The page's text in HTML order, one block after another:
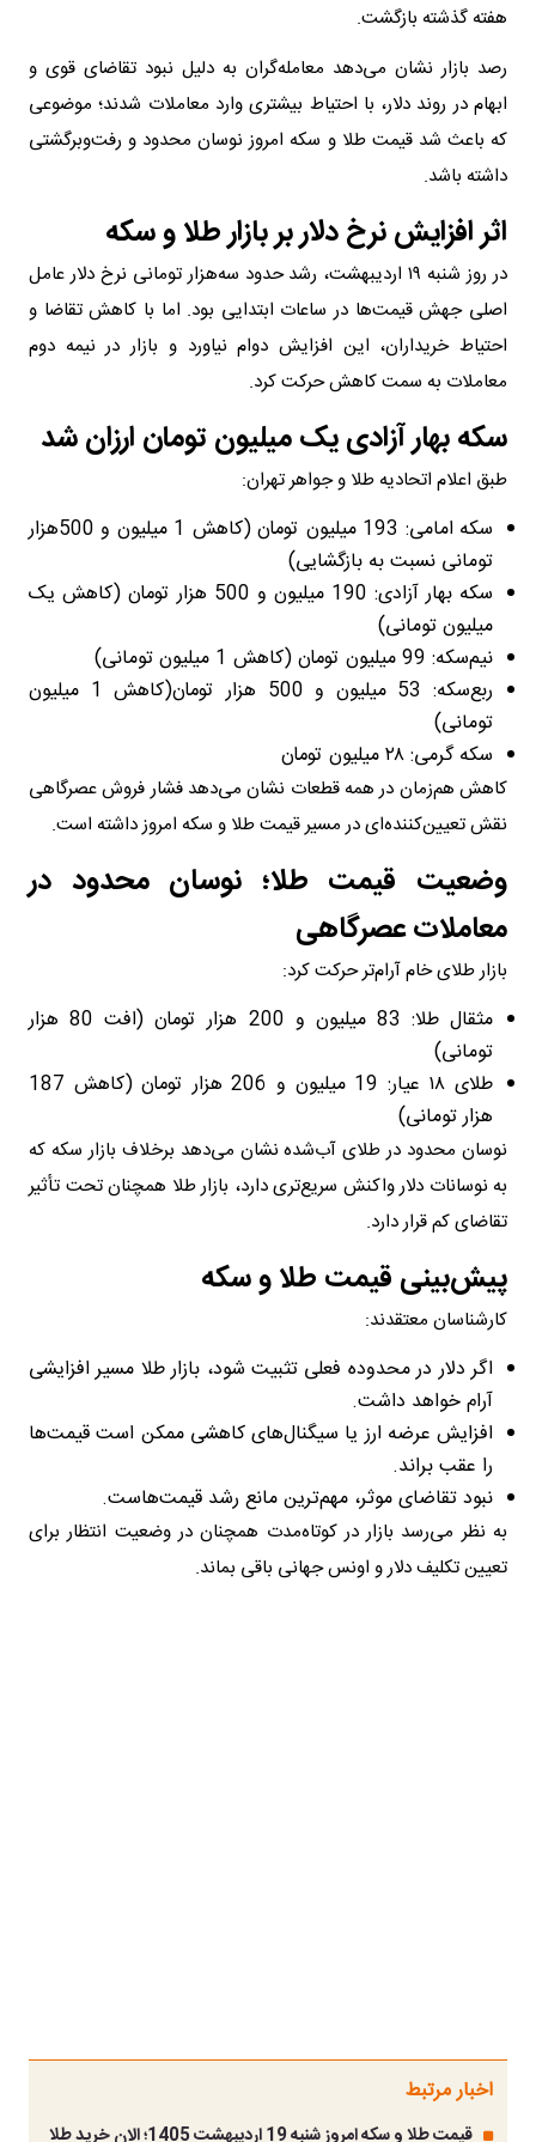
هفته گذشته بازگشت.
رصد بازار نشان می‌دهد معامله‌گران به دلیل نبود تقاضای قوی و
ابهام در روند دلار، با احتیاط بیشتری وارد معاملات شدند؛ موضوعی
که باعث شد قیمت طلا و سکه امروز نوسان محدود و رفت‌وبرگشتی
داشته باشد.
اثر افزایش نرخ دلار بر بازار طلا و سکه
در روز شنبه ۱۹ اردیبهشت، رشد حدود سه‌هزار تومانی نرخ دلار عامل
اصلی جهش قیمت‌ها در ساعات ابتدایی بود. اما با کاهش تقاضا و
احتیاط خریداران، این افزایش دوام نیاورد و بازار در نیمه دوم
معاملات به سمت کاهش حرکت کرد.
سکه بهار آزادی یک میلیون تومان ارزان شد
طبق اعلام اتحادیه طلا و جواهر تهران:
سکه امامی: 193 میلیون تومان (کاهش 1 میلیون و 500هزار
تومانی نسبت به بازگشایی)
سکه بهار آزادی: 190 میلیون و 500 هزار تومان (کاهش یک
میلیون تومانی)
نیم‌سکه: 99 میلیون تومان (کاهش 1 میلیون تومانی)
ربع‌سکه: 53 میلیون و 500 هزار تومان(کاهش 1 میلیون
تومانی)
سکه گرمی: ۲۸ میلیون تومان
کاهش هم‌زمان در همه قطعات نشان می‌دهد فشار فروش عصرگاهی
نقش تعیین‌کننده‌ای در مسیر قیمت طلا و سکه امروز داشته است.
وضعیت قیمت طلا؛ نوسان محدود در
معاملات عصرگاهی
بازار طلای خام آرام‌تر حرکت کرد:
مثقال طلا: 83 میلیون و 200 هزار تومان (افت 80 هزار
تومانی)
طلای ۱۸ عیار: 19 میلیون و 206 هزار تومان (کاهش 187
هزار تومانی)
نوسان محدود در طلای آب‌شده نشان می‌دهد برخلاف بازار سکه که
به نوسانات دلار واکنش سریع‌تری دارد، بازار طلا همچنان تحت تأثیر
تقاضای کم قرار دارد.
پیش‌بینی قیمت طلا و سکه
کارشناسان معتقدند:
اگر دلار در محدوده فعلی تثبیت شود، بازار طلا مسیر افزایشی
آرام خواهد داشت.
افزایش عرضه ارز یا سیگنال‌های کاهشی ممکن است قیمت‌ها
را عقب براند.
نبود تقاضای موثر، مهم‌ترین مانع رشد قیمت‌هاست.
به نظر می‌رسد بازار در کوتاه‌مدت همچنان در وضعیت انتظار برای
تعیین تکلیف دلار و اونس جهانی باقی بماند.
اخبار مرتبط
قیمت طلا و سکه امروز شنبه 19 اردیبهشت 1405؛ الان خرید طلا